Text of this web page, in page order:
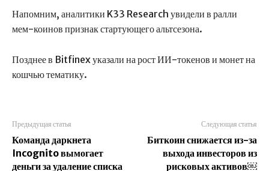
Напомним, аналитики K33 Research увидели в ралли
мем-коинов признак стартующего альтсезона.
Позднее в Bitfinex указали на рост ИИ-токенов и монет на
кошчью тематику.
Предыдущая статья
Команда даркнета
Incognito вымогает
деньги за удаление списка
Следующая статья
Биткоин снижается из-за
выхода инвесторов из
рисковых активов￼